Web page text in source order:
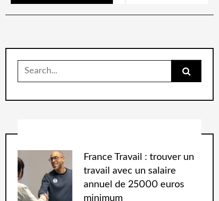
France Travail : trouver un
travail avec un salaire
annuel de 25000 euros
minimum